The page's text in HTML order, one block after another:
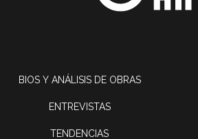
BIOS Y ANÁLISIS DE OBRAS
ENTREVISTAS
TENDENCIAS